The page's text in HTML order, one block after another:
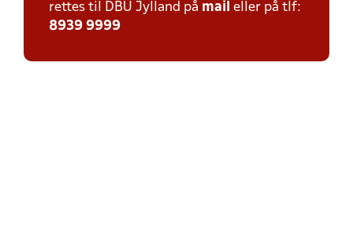
rettes til DBU Jylland på mail eller på tlf:
8939 9999